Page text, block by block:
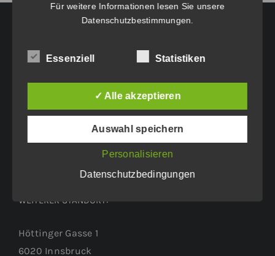
HAUPTGESCHÄFTSSITZ:
Eichenweg 42
Tel.: +43 5412 63200
vertrieb@idc-edv.at
WEITERER STANDORT:
Höttinger Gasse 1
6020 Innsbruck
Für weitere Informationen lesen Sie unsere
Datenschutzbestimmungen
Essenziell Statistiken
✓ Alle akzeptieren
Auswahl speichern
Personalisieren
Datenschutzbedingungen